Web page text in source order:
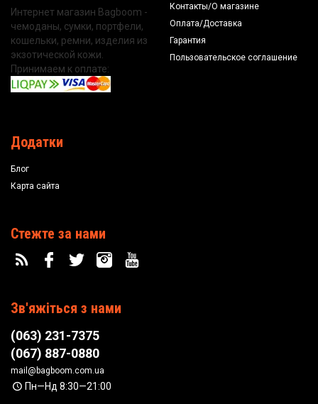
Интернет магазин Bagboom -
чемоданы, сумки, портфели,
кошельки, ремни, изделия из
экзотической кожи.
Принимаем к оплате:
Контакты/О магазине
Оплата/Доставка
Гарантия
Пользовательское соглашение
Додатки
Блог
Карта сайта
Стежте за нами
Зв'яжіться з нами
(063) 231-7375
(067) 887-0880
mail@bagboom.com.ua
Пн—Нд 8:30—21:00